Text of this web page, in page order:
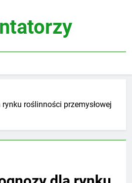
roślinności przemysłowej